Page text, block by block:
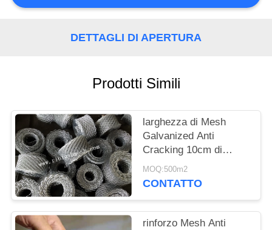
DETTAGLI DI APERTURA
Prodotti Simili
larghezza di Mesh
Galvanized Anti
Cracking 10cm di
rinforzo della muratura
di lunghezza di 15m
MOQ:500m2
CONTATTO
rinforzo Mesh Anti